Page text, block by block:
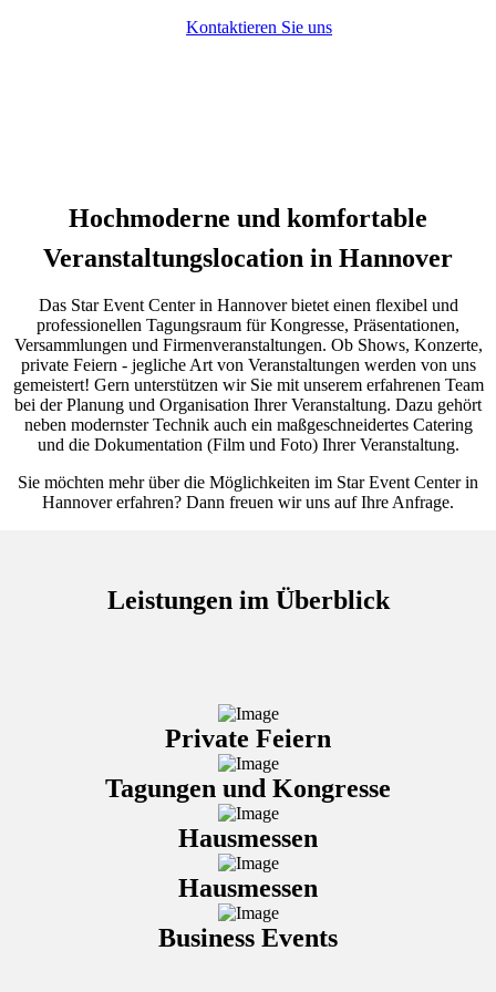
Kontaktieren Sie uns
Hochmoderne und komfortable
Veranstaltungslocation in Hannover
Das Star Event Center in Hannover bietet einen flexibel und
professionellen Tagungsraum für Kongresse, Präsentationen,
Versammlungen und Firmenveranstaltungen. Ob Shows, Konzerte,
private Feiern - jegliche Art von Veranstaltungen werden von uns
gemeistert! Gern unterstützen wir Sie mit unserem erfahrenen Team
bei der Planung und Organisation Ihrer Veranstaltung. Dazu gehört
neben modernster Technik auch ein maßgeschneidertes Catering
und die Dokumentation (Film und Foto) Ihrer Veranstaltung.
Sie möchten mehr über die Möglichkeiten im Star Event Center in
Hannover erfahren? Dann freuen wir uns auf Ihre Anfrage.
Leistungen im Überblick
Private Feiern
Tagungen und Kongresse
Hausmessen
Hausmessen
Business Events